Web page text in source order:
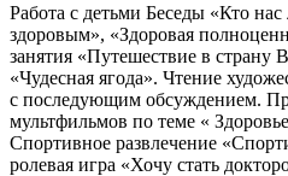
Работа с детьми Беседы «Кто
здоровым», «Здоровая
занятия «Путешествие в
«Чудесная ягода». Чтение
с последующим обсуждением.
мультфильмов по теме «
Спортивное развлечение
ролевая игра «Хочу стать